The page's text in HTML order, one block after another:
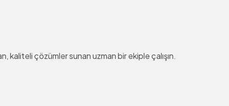
kaliteli çözümler sunan uzman bir ekiple çalışın.